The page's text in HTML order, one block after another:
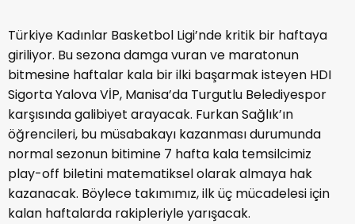
Türkiye Kadınlar Basketbol Ligi’nde kritik bir haftaya
giriliyor. Bu sezona damga vuran ve maratonun
bitmesine haftalar kala bir ilki başarmak isteyen HDI
Sigorta Yalova VİP, Manisa’da Turgutlu Belediyespor
karşısında galibiyet arayacak. Furkan Sağlık’ın
öğrencileri, bu müsabakayı kazanması durumunda
normal sezonun bitimine 7 hafta kala temsilcimiz
play-off biletini matematiksel olarak almaya hak
kazanacak. Böylece takımımız, ilk üç mücadelesi için
kalan haftalarda rakipleriyle yarışacak.